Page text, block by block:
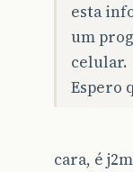
esta
um
celular.
Espero
cara, é